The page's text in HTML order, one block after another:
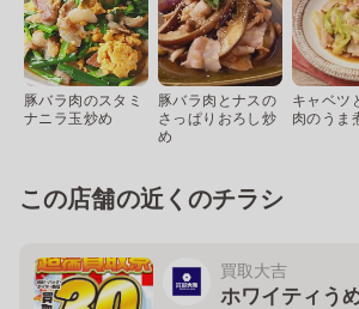
豚バラ肉のスタミ
ナニラ玉炒め
豚バラ肉とナスの
さっぱりおろし炒
め
キャベツ
肉のうま
この店舗の近くのチラシ
買取大吉
ホワイティう